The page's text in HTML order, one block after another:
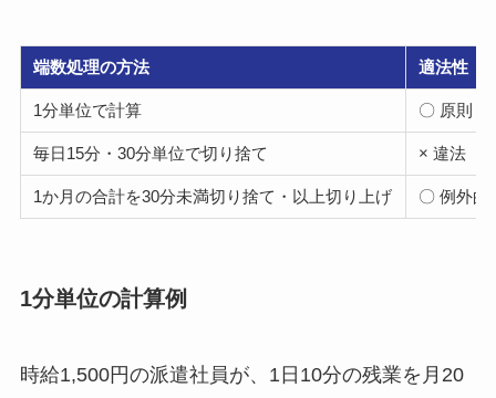
端数処理の方法 適法性
1分単位で計算 〇 原則（
毎日15分・30分単位で切り捨て × 違法
1か月の合計を30分未満切り捨て・以上切り上げ 〇 例外的
1分単位の計算例
時給1,500円の派遣社員が、1日10分の残業を月20